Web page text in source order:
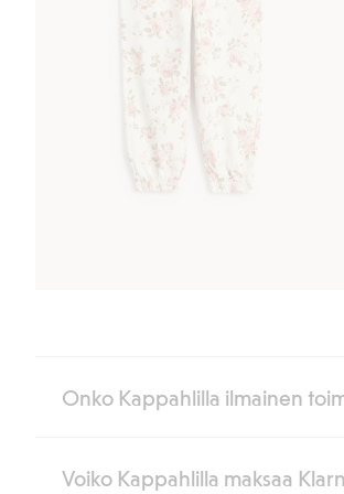
Onko Kappahlilla ilmainen
Jos olet Kappahl Clubin jäsen, saat aina
Voiko Kappahlilla maksaa